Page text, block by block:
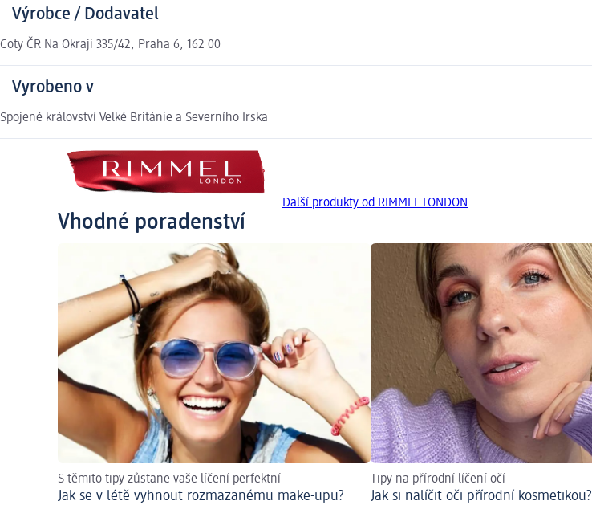
Výrobce / Dodavatel
Coty ČR Na Okraji 335/42, Praha 6, 162 00
Vyrobeno v
Spojené království Velké Británie a Severního Irska
Další produkty od RIMMEL LONDON
Vhodné poradenství
S těmito tipy zůstane vaše líčení perfektní
Jak se v létě vyhnout rozmazanému make-upu?
Tipy na přírodní líčení očí
Jak si nalíčit oči přírodní kosmetikou?